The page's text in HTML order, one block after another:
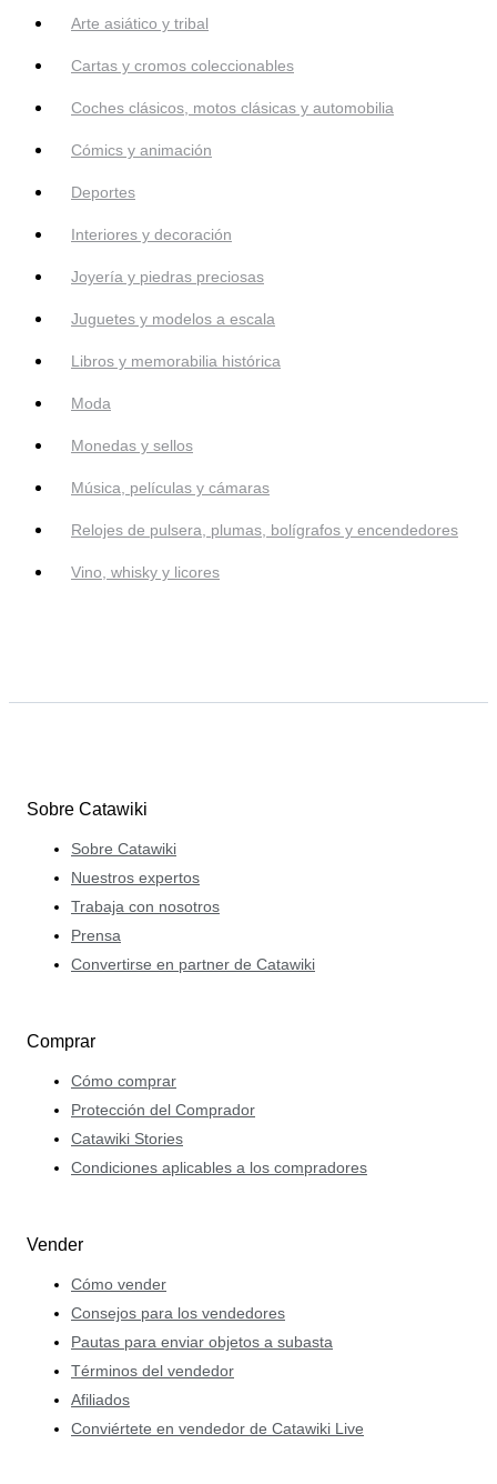
Arte asiático y tribal
Cartas y cromos coleccionables
Coches clásicos, motos clásicas y automobilia
Cómics y animación
Deportes
Interiores y decoración
Joyería y piedras preciosas
Juguetes y modelos a escala
Libros y memorabilia histórica
Moda
Monedas y sellos
Música, películas y cámaras
Relojes de pulsera, plumas, bolígrafos y encendedores
Vino, whisky y licores
Sobre Catawiki
Sobre Catawiki
Nuestros expertos
Trabaja con nosotros
Prensa
Convertirse en partner de Catawiki
Comprar
Cómo comprar
Protección del Comprador
Catawiki Stories
Condiciones aplicables a los compradores
Vender
Cómo vender
Consejos para los vendedores
Pautas para enviar objetos a subasta
Términos del vendedor
Afiliados
Conviértete en vendedor de Catawiki Live